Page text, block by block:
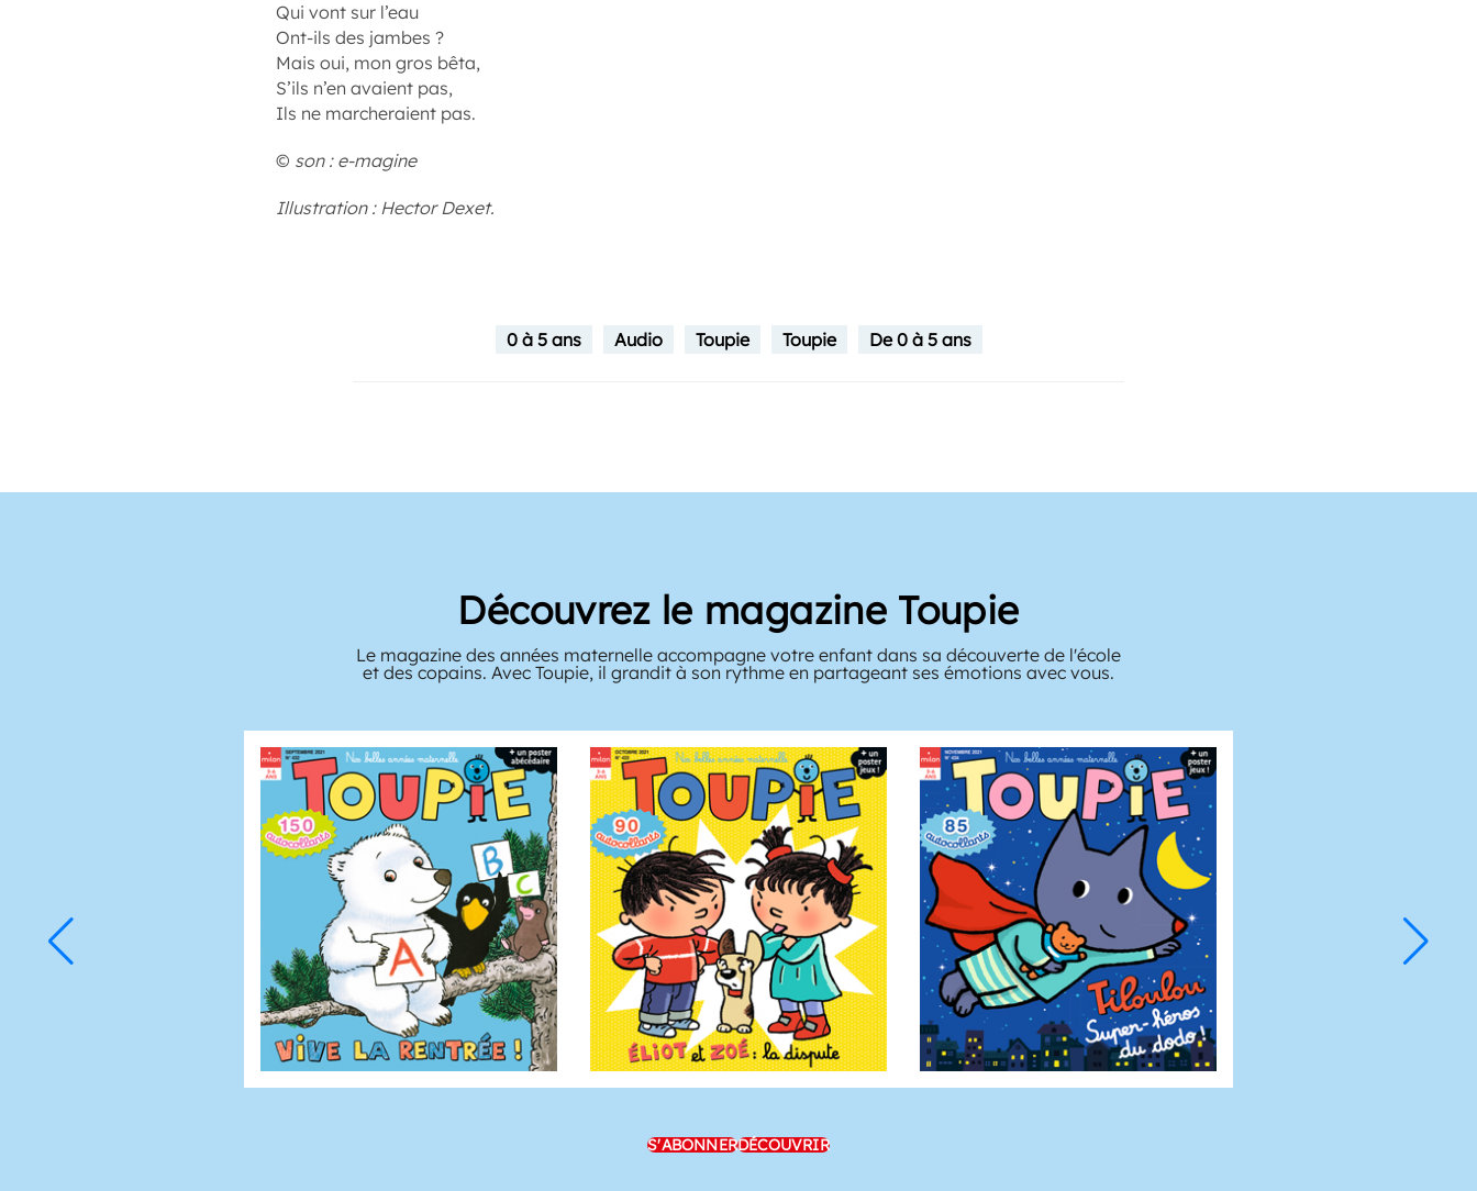
Qui vont sur l’eau
Ont-ils des jambes ?
Mais oui, mon gros bêta,
S’ils n’en avaient pas,
Ils ne marcheraient pas.
© son : e-magine
Illustration : Hector Dexet.
0 à 5 ans Audio Toupie Toupie De 0 à 5 ans
Découvrez le magazine Toupie
Le magazine des années maternelle accompagne votre enfant dans sa découverte de l'école
et des copains. Avec Toupie, il grandit à son rythme en partageant ses émotions avec vous.
S'ABONNERDÉCOUVRIR